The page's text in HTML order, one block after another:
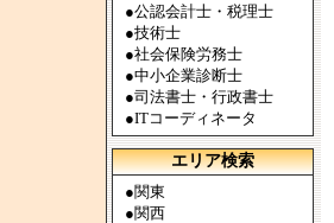
●公認会計士・税理士
●技術士
●社会保険労務士
●中小企業診断士
●司法書士・行政書士
●ITコーディネータ
エリア検索
●関東
●関西